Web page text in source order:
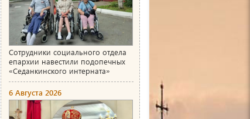
Сотрудники социального отдела
епархии навестили подопечных
«Седанкинского интерната»
6 Августа 2026